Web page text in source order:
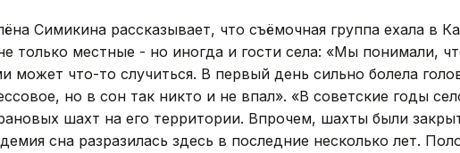
Симикина рассказывает, что съёмочная группа ехала в
только местные - но иногда и гости села: «Мы понимали,
может что-то случиться. В первый день сильно болела
но в сон так никто и не впал». «В советские годы
шахт на его территории. Впрочем, шахты были
сна разразилась здесь в последние несколько лет.